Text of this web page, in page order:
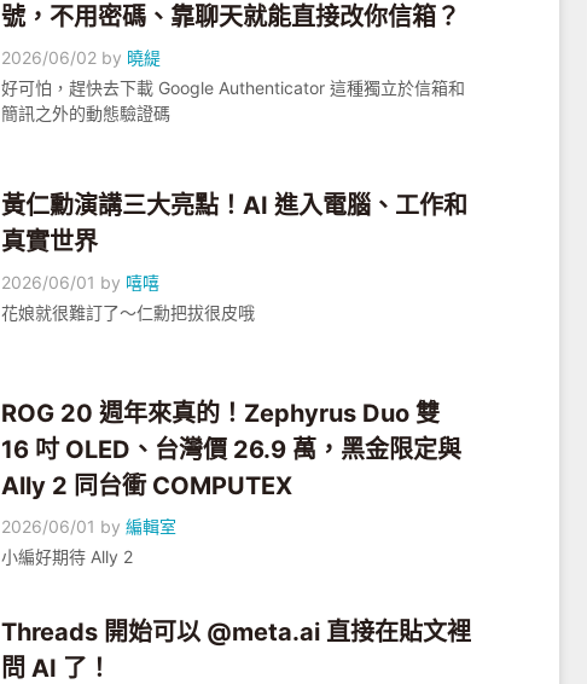
號，不用密碼、靠聊天就能直接改你信箱？
2026/06/02 by 曉緹
好可怕，趕快去下載 Google Authenticator 這種獨立於信箱和
簡訊之外的動態驗證碼
黃仁勳演講三大亮點！AI 進入電腦、工作和
真實世界
2026/06/01 by 嘻嘻
花娘就很難訂了～仁勳把拔很皮哦
ROG 20 週年來真的！Zephyrus Duo 雙
16 吋 OLED、台灣價 26.9 萬，黑金限定與
Ally 2 同台衝 COMPUTEX
2026/06/01 by編輯室
小編好期待 Ally 2
Threads 開始可以 @meta.ai 直接在貼文裡
問 AI 了！